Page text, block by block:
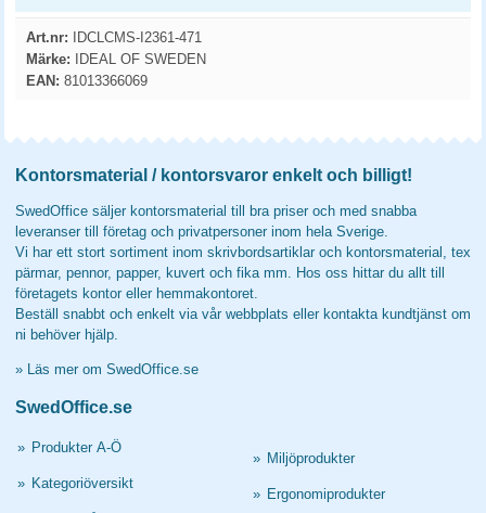
Art.nr: IDCLCMS-I2361-471
Märke: IDEAL OF SWEDEN
EAN: 81013366069
Kontorsmaterial / kontorsvaror enkelt och billigt!
SwedOffice säljer kontorsmaterial till bra priser och med snabba
leveranser till företag och privatpersoner inom hela Sverige.
Vi har ett stort sortiment inom skrivbordsartiklar och kontorsmaterial, tex
pärmar, pennor, papper, kuvert och fika mm. Hos oss hittar du allt till
företagets kontor eller hemmakontoret.
Beställ snabbt och enkelt via vår webbplats eller kontakta kundtjänst om
ni behöver hjälp.
» Läs mer om SwedOffice.se
SwedOffice.se
» Produkter A-Ö
» Kategoriöversikt
» Miljöprodukter
» Ergonomiprodukter